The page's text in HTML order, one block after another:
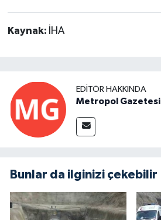
Kaynak: İHA
EDITÖR HAKKINDA
Metropol Gazetesi
Bunlar da ilginizi çekebilir